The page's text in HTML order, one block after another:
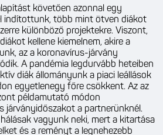
követően azonnal egy
indítottunk, több mint ötven diákot
különböző projektekre. Viszont,
kellene kiemelnem, akire a
az a koronavírus-járvány
A pandémia legdurvább heteiben
diák állományunk a piaci leállások
egyetlenegy főre csökkent. Az az
példamutató módon
járványidőszakot a partnerünknél.
vagyunk neki, mert a kitartása
és a reményt a legnehezebb